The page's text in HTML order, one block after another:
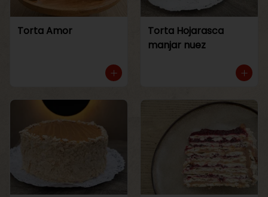
Torta Amor
Torta Hojarasca
manjar nuez